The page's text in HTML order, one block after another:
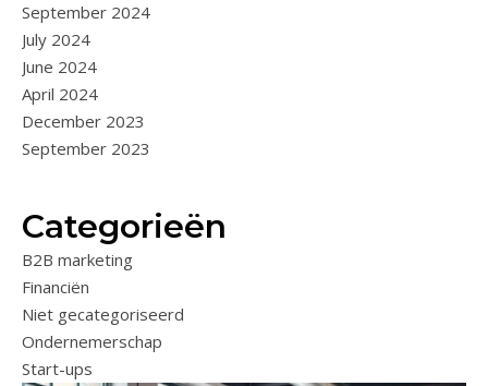
September 2024
July 2024
June 2024
April 2024
December 2023
September 2023
Categorieën
B2B marketing
Financiën
Niet gecategoriseerd
Ondernemerschap
Start-ups